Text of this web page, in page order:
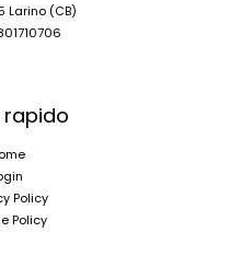
Larino (CB)
rapido
Policy
Policy